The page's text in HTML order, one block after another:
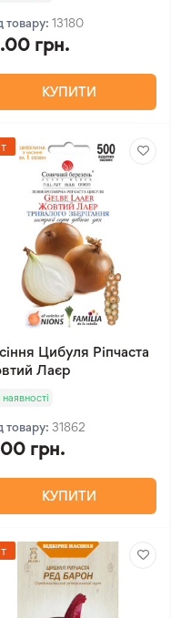
товару: 13180
грн.
КУПИТИ
Цибуля Ріпчаста
Лаєр
наявності
товару: 31862
грн.
КУПИТИ